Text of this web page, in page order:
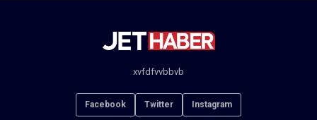
xvfdfvvbbvb
Facebook Twitter Instagram